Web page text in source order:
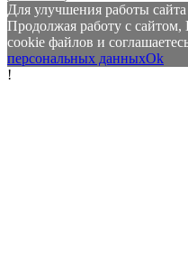
Для улучшения работы
Продолжая работу с сайтом,
cookie файлов и
персональных данныхOk
!